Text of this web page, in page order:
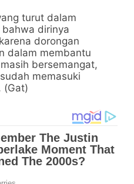
turut dalam
dirinya
dorongan
dalam membantu
bersemangat,
memasuki
(Gat)